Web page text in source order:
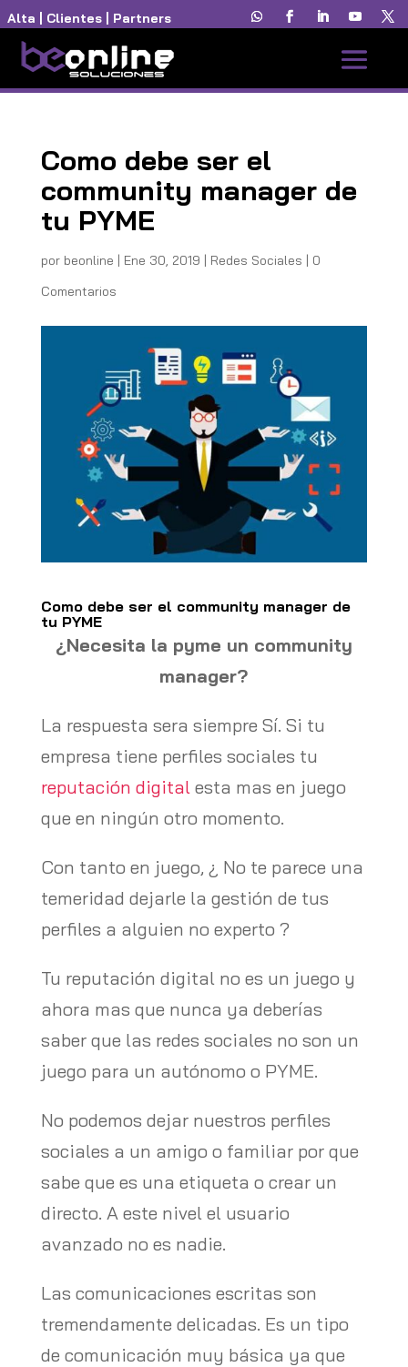
Alta Clientes Partners
Como debe ser el
community manager de
tu PYME
por beonline | Ene 30, 2019 | Redes Sociales | 0
Comentarios
Como debe ser el community manager de
tu PYME
¿Necesita la pyme un community
manager?
La respuesta sera siempre Sí. Si tu
empresa tiene perfiles sociales tu
reputación digital esta mas en juego
que en ningún otro momento.
Con tanto en juego, ¿ No te parece una
temeridad dejarle la gestión de tus
perfiles a alguien no experto ?
Tu reputación digital no es un juego y
ahora mas que nunca ya deberías
saber que las redes sociales no son un
juego para un autónomo o PYME.
No podemos dejar nuestros perfiles
sociales a un amigo o familiar por que
sabe que es una etiqueta o crear un
directo. A este nivel el usuario
avanzado no es nadie.
Las comunicaciones escritas son
tremendamente delicadas. Es un tipo
de comunicación muy básica ya que